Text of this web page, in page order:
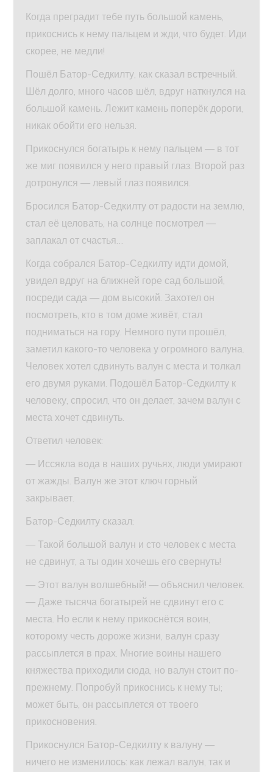
Когда преградит тебе путь большой камень,
прикоснись к нему пальцем и жди, что будет. Иди
скорее, не медли!
Пошёл Батор-Седкилту, как сказал встречный.
Шёл долго, много часов шёл, вдруг наткнулся на
большой камень. Лежит камень поперёк дороги,
никак обойти его нельзя.
Прикоснулся богатырь к нему пальцем — в тот
же миг появился у него правый глаз. Второй раз
дотронулся — левый глаз появился.
Бросился Батор-Седкилту от радости на землю,
стал её целовать, на солнце посмотрел —
заплакал от счастья…
Когда собрался Батор-Седкилту идти домой,
увидел вдруг на ближней горе сад большой,
посреди сада — дом высокий. Захотел он
посмотреть, кто в том доме живёт, стал
подниматься на гору. Немного пути прошёл,
заметил какого-то человека у огромного валуна.
Человек хотел сдвинуть валун с места и толкал
его двумя руками. Подошёл Батор-Седкилту к
человеку, спросил, что он делает, зачем валун с
места хочет сдвинуть.
Ответил человек:
— Иссякла вода в наших ручьях, люди умирают
от жажды. Валун же этот ключ горный
закрывает.
Батор-Седкилту сказал:
— Такой большой валун и сто человек с места
не сдвинут, а ты один хочешь его свернуть!
— Этот валун волшебный! — объяснил человек.
— Даже тысяча богатырей не сдвинут его с
места. Но если к нему прикоснётся воин,
которому честь дороже жизни, валун сразу
рассыплется в прах. Многие воины нашего
княжества приходили сюда, но валун стоит по-
прежнему. Попробуй прикоснись к нему ты;
может быть, он рассыплется от твоего
прикосновения.
Прикоснулся Батор-Седкилту к валуну —
ничего не изменилось: как лежал валун, так и